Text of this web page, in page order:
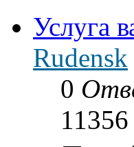
Услуга
Rudensk
0
11356